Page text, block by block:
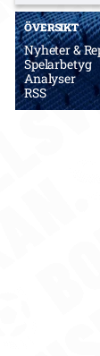
ÖVERSIKT
Nyheter &
Spelarbetyg
Analyser
RSS